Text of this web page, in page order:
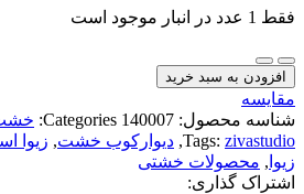
فقط 1 عدد در انبار موجود است
دیوارکوب
خشت
140007
عدد
افزودن به سبد خرید
مقایسه
شناسه محصول: 140007
Categories:
Tags: zivastudio
, دیوارکوب خشت, زیوا
زیوا , محصولات خشتی
اشتراک گذاری: